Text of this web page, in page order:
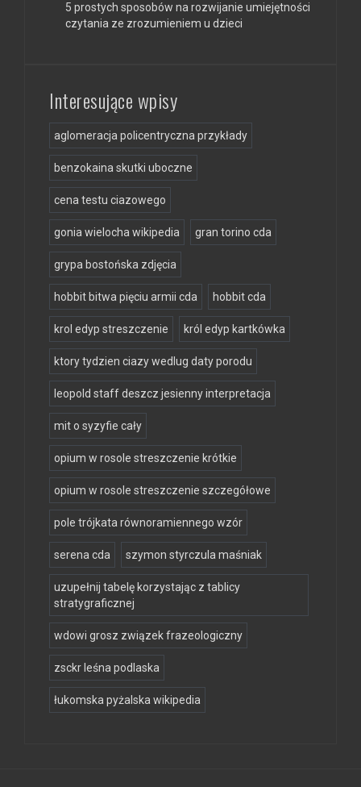
5 prostych sposobów na rozwijanie umiejętności
czytania ze zrozumieniem u dzieci
Interesujące wpisy
aglomeracja policentryczna przykłady
benzokaina skutki uboczne
cena testu ciazowego
gonia wielocha wikipedia gran torino cda
grypa bostońska zdjęcia
hobbit bitwa pięciu armii cda hobbit cda
krol edyp streszczenie król edyp kartkówka
ktory tydzien ciazy wedlug daty porodu
leopold staff deszcz jesienny interpretacja
mit o syzyfie cały
opium w rosole streszczenie krótkie
opium w rosole streszczenie szczegółowe
pole trójkata równoramiennego wzór
serena cda szymon styrczula maśniak
uzupełnij tabelę korzystając z tablicy
stratygraficznej
wdowi grosz związek frazeologiczny
zsckr leśna podlaska
łukomska pyżalska wikipedia